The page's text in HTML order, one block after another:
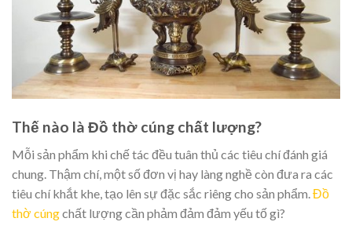
Thế nào là Đồ thờ cúng chất lượng?
Mỗi sản phẩm khi chế tác đều tuân thủ các tiêu chí đánh giá
chung. Thậm chí, một số đơn vị hay làng nghề còn đưa ra các
tiêu chí khắt khe, tạo lên sự đặc sắc riêng cho sản phẩm.Đồ
thờ cúngchất lượng cần phảm đảm đảm yếu tố gì?